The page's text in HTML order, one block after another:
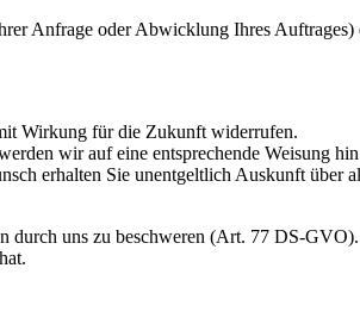
Anfrage oder Abwicklung Ihres
Wirkung für die Zukunft widerrufen.
wir auf eine entsprechende Weisung
erhalten Sie unentgeltlich Auskunft über
durch uns zu beschweren (Art. 77 DS-